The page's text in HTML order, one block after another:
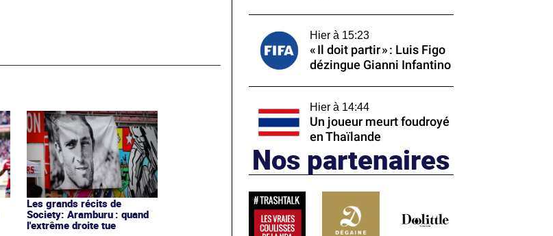
Les grands récits de
Society: Aramburu : quand
l'extrême droite tue
Hier à 15:23
« Il doit partir » : Luis Figo
dézingue Gianni Infantino
Hier à 14:44
Un joueur meurt foudroyé
en Thaïlande
Nos partenaires